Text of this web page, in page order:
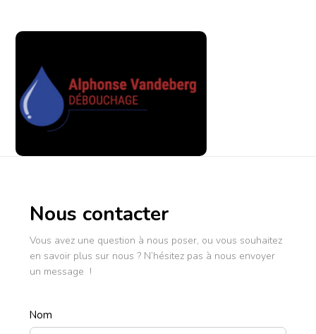
Nous contacter
Vous avez une question à nous poser, ou vous souhaitez
en savoir plus sur nous ? N’hésitez pas à nous envoyer
un message !
Nom